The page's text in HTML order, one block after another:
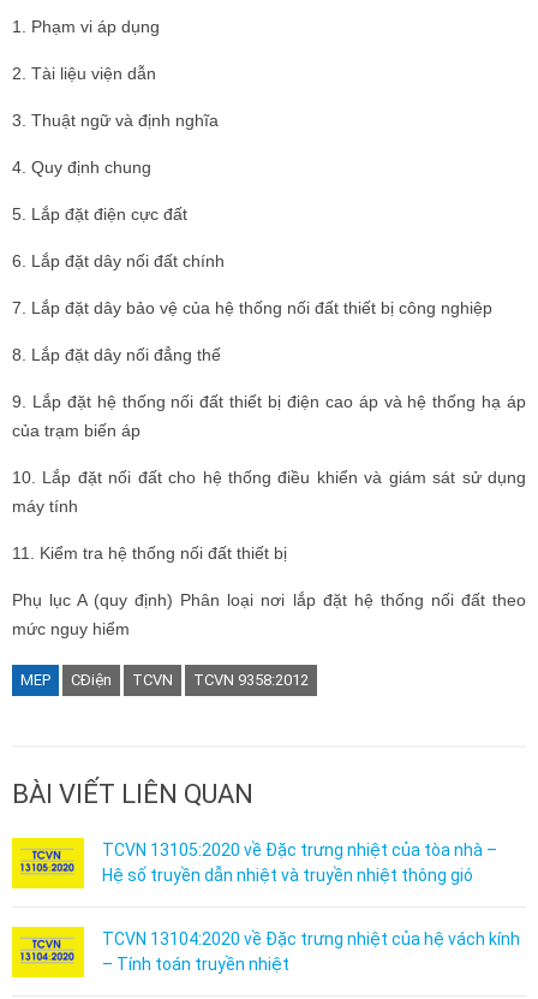
1. Phạm vi áp dụng
2. Tài liệu viện dẫn
3. Thuật ngữ và định nghĩa
4. Quy định chung
5. Lắp đặt điện cực đất
6. Lắp đặt dây nối đất chính
7. Lắp đặt dây bảo vệ của hệ thống nối đất thiết bị công nghiệp
8. Lắp đặt dây nối đẳng thế
9. Lắp đặt hệ thống nối đất thiết bị điện cao áp và hệ thống hạ áp
của trạm biến áp
10. Lắp đặt nối đất cho hệ thống điều khiển và giám sát sử dụng
máy tính
11. Kiểm tra hệ thống nối đất thiết bị
Phụ lục A (quy định) Phân loại nơi lắp đặt hệ thống nối đất theo
mức nguy hiểm
MEP CĐiện TCVN TCVN 9358:2012
BÀI VIẾT LIÊN QUAN
TCVN 13105:2020 về Đặc trưng nhiệt của tòa nhà –
Hệ số truyền dẫn nhiệt và truyền nhiệt thông gió
TCVN 13104:2020 về Đặc trưng nhiệt của hệ vách kính
– Tính toán truyền nhiệt